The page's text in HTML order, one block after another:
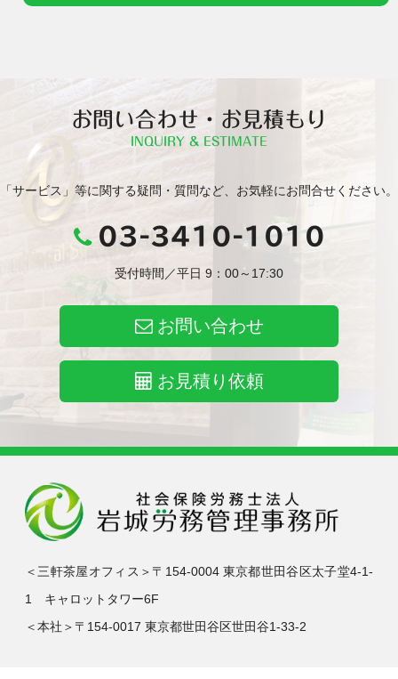
お問い合わせ・お見積もり
INQUIRY & ESTIMATE
「サービス」等に関する疑問・質問など、お気軽にお問合せください。
03-3410-1010
受付時間／平日 9：00～17:30
お問い合わせ
お見積り依頼
＜三軒茶屋オフィス＞〒154-0004 東京都世田谷区太子堂4-1-
1 キャロットタワー6F
＜本社＞〒154-0017 東京都世田谷区世田谷1-33-2